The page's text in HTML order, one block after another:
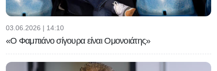
03.06.2026 | 14:10
«Ο Φαμπιάνο σίγουρα είναι Ομονοιάτης»